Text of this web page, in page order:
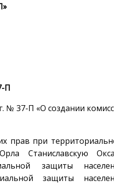
П
№ 37-П «О создании
прав при
Станиславскую
защиты
защиты